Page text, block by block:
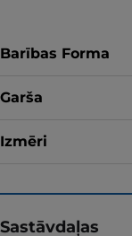
Barības Forma
Garša
Izmēri
Sastāvdaļas